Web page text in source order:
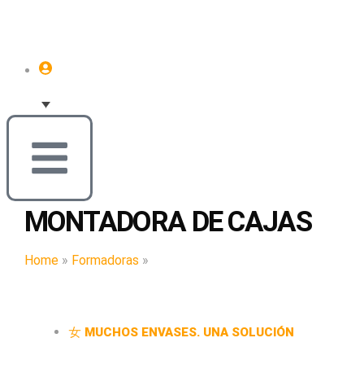
MONTADORA DE CAJAS
Home» Formadoras »
MUCHOS ENVASES. UNA SOLUCIÓN